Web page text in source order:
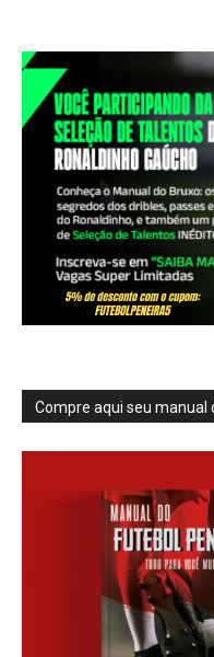
Compre aqui seu manual